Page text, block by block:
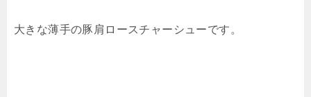
大きな薄手の豚肩ロースチャーシューです。